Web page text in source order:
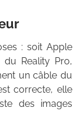
: soit Apple
du Reality Pro,
un câble du
correcte, elle
des images